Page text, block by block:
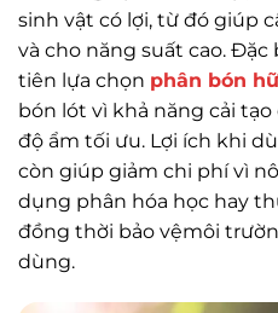
sinh vật có lợi, từ đó giúp
và cho năng suất cao.
tiên lựa chọn phân bón
bón lót vì khả năng cải
độ ẩm tối ưu. Lợi ích khi
còn giúp giảm chi phí vì
dụng phân hóa học hay
đồng thời bảo vệmôi
dùng.